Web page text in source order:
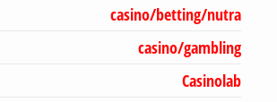
casino/betting/nutra
casino/gambling
Casinolab